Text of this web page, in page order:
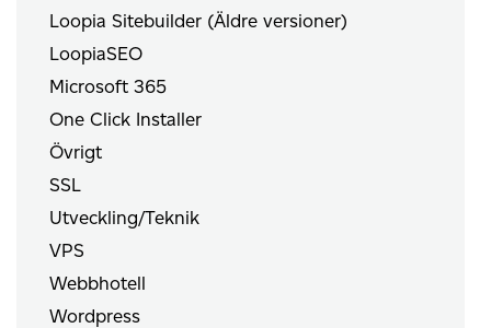
Loopia Sitebuilder (Äldre versioner)
LoopiaSEO
Microsoft 365
One Click Installer
Övrigt
SSL
Utveckling/Teknik
VPS
Webbhotell
Wordpress